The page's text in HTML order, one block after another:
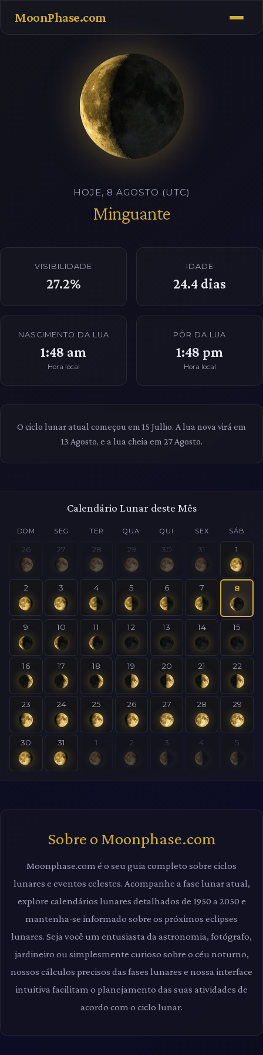
MoonPhase.com
HOJE, 8 AGOSTO (UTC)
Minguante
VISIBILIDADE
27.2%
IDADE
24.4 dias
NASCIMENTO DA LUA
1:48 am
Hora local
PÔR DA LUA
1:48 pm
Hora local
O ciclo lunar atual começou em 15 Julho. A lua nova virá em
13 Agosto, e a lua cheia em 27 Agosto.
Calendário Lunar deste Mês
DOM SEG TER QUA QUI SEX SÁB
26 27 28 29 30 31 1
2 3 4 5 6 7 8
9 10 11 12 13 14 15
16 17 18 19 20 21 22
23 24 25 26 27 28 29
30 31 1 2 3 4 5
Sobre o Moonphase.com
Moonphase.com é o seu guia completo sobre ciclos
lunares e eventos celestes. Acompanhe a fase lunar atual,
explore calendários lunares detalhados de 1950 a 2050 e
mantenha-se informado sobre os próximos eclipses
lunares. Seja você um entusiasta da astronomia, fotógrafo,
jardineiro ou simplesmente curioso sobre o céu noturno,
nossos cálculos precisos das fases lunares e nossa interface
intuitiva facilitam o planejamento das suas atividades de
acordo com o ciclo lunar.